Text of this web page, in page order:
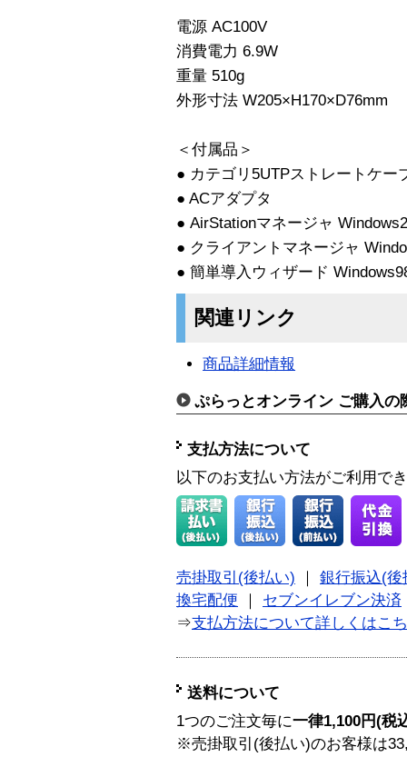
電源 AC100V
消費電力 6.9W
重量 510g
外形寸法 W205×H170×D76mm
＜付属品＞
● カテゴリ5UTPストレートケー
● ACアダプタ
● AirStationマネージャ
● クライアントマネージャ
● 簡単導入ウィザード
関連リンク
商品詳細情報
ぷらっとオンライン ご購入の
支払方法について
以下のお支払い方法がご利用で
売掛取引(後払い)
銀行振込(後
換宅配便
セブンイレブン決済
⇒支払方法について詳しくはこ
送料について
1つのご注文毎に一律1,100円(税
※売掛取引(後払い)のお客様は